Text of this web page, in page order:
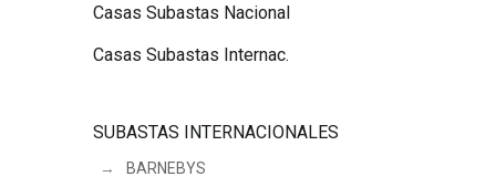
Casas Subastas Nacional
Casas Subastas Internac.
SUBASTAS INTERNACIONALES
BARNEBYS